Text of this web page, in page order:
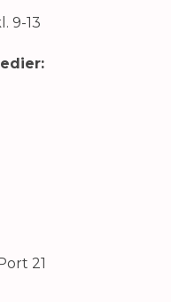
9-13
21